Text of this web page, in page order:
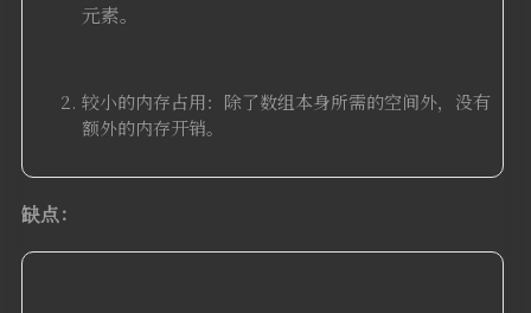
元素。
较小的内存占用：除了数组本身所需的空间外，没有
额外的内存开销。
缺点：